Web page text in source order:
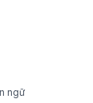
ngữ